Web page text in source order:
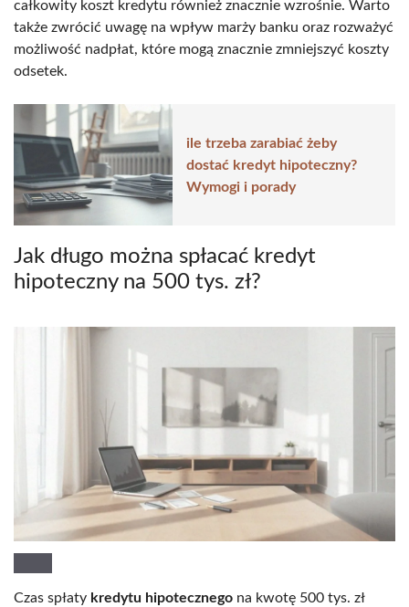
całkowity koszt kredytu również znacznie wzrośnie. Warto
także zwrócić uwagę na wpływ marży banku oraz rozważyć
możliwość nadpłat, które mogą znacznie zmniejszyć koszty
odsetek.
ile trzeba zarabiać żeby
dostać kredyt hipoteczny?
Wymogi i porady
Jak długo można spłacać kredyt
hipoteczny na 500 tys. zł?
Czas spłaty kredytu hipotecznego na kwotę 500 tys. zł